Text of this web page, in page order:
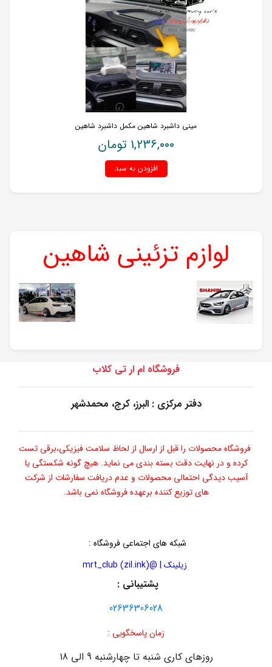
مینی داشبرد شاهین مکمل داشبرد شاهین
1,236,000 تومان
افزودن به سبد
لوازم تزئینی شاهین
فروشگاه ام ار تی کلاب
دفتر مرکزی : البرز، کرج، محمدشهر
فروشگاه محصولات را قبل از ارسال از لحاظ سلامت فیزیکی،برقی تست
کرده و در نهایت دقت بسته بندی می نماید. هیچ گونه شکستگی یا
آسیب دیدگی احتمالی محصولات و عدم دریافت سفارشات از شرکت
های توزیع کننده برعهده فروشگاه نمی باشد.
شبکه های اجتماعی فروشگاه :
زیلینک | @mrt_club (zil.ink)
پشتیبانی :
02636306028
زمان پاسخگویی :
روزهای کاری شنبه تا چهارشنبه 9 الی 18